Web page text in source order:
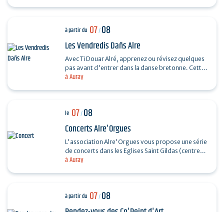
à Auray
à partir du 07/08
Les Vendredis Dañs Alre
Avec Ti Douar Alré, apprenez ou révisez quelques
pas avant d'entrer dans la danse bretonne. Cette
initiation est suivie d'un fest-noz animé par un…
à Auray
le 07/08
Concerts Alre'Orgues
L'association Alre'Orgues vous propose une série
de concerts dans les Eglises Saint Gildas (centre-
à partir du 07/08